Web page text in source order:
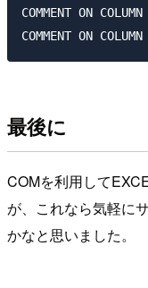
COMMENT ON
最後に
COMを利用して
が、これなら気軽に
かなと思いました。